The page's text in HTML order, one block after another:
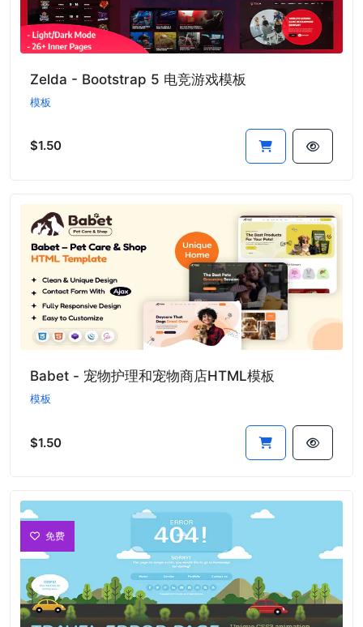
Zelda - Bootstrap 5 电竞游戏模板
模板
$1.50
Babet - 宠物护理和宠物商店HTML模板
模板
$1.50
免费